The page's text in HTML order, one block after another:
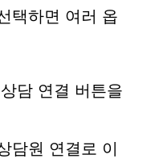
택하면 여러 옵
담 연결 버튼을
담원 연결로 이